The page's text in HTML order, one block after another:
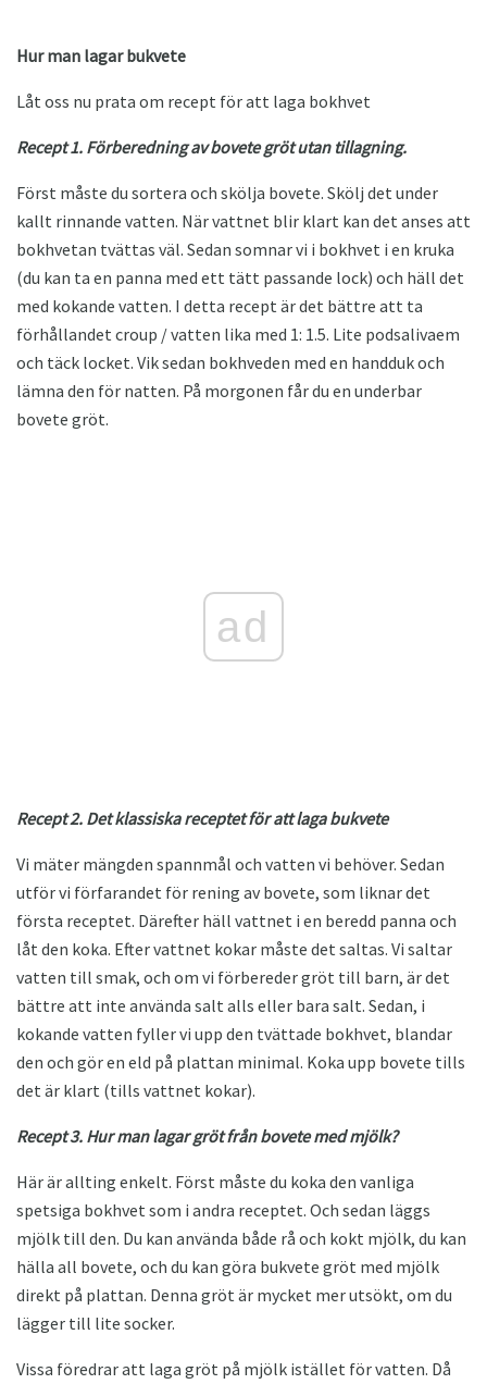
Hur man lagar bukvete
Låt oss nu prata om recept för att laga bokhvet
Recept 1. Förberedning av bovete gröt utan tillagning.
Först måste du sortera och skölja bovete. Skölj det under
kallt rinnande vatten. När vattnet blir klart kan det anses att
bokhvetan tvättas väl. Sedan somnar vi i bokhvet i en kruka
(du kan ta en panna med ett tätt passande lock) och häll det
med kokande vatten. I detta recept är det bättre att ta
förhållandet croup / vatten lika med 1: 1.5. Lite podsalivaem
och täck locket. Vik sedan bokhveden med en handduk och
lämna den för natten. På morgonen får du en underbar
bovete gröt.
ad
Recept 2. Det klassiska receptet för att laga bukvete
Vi mäter mängden spannmål och vatten vi behöver. Sedan
utför vi förfarandet för rening av bovete, som liknar det
första receptet. Därefter häll vattnet i en beredd panna och
låt den koka. Efter vattnet kokar måste det saltas. Vi saltar
vatten till smak, och om vi förbereder gröt till barn, är det
bättre att inte använda salt alls eller bara salt. Sedan, i
kokande vatten fyller vi upp den tvättade bokhvet, blandar
den och gör en eld på plattan minimal. Koka upp bovete tills
det är klart (tills vattnet kokar).
Recept 3. Hur man lagar gröt från bovete med mjölk?
Här är allting enkelt. Först måste du koka den vanliga
spetsiga bokhvet som i andra receptet. Och sedan läggs
mjölk till den. Du kan använda både rå och kokt mjölk, du kan
hälla all bovete, och du kan göra bukvete gröt med mjölk
direkt på plattan. Denna gröt är mycket mer utsökt, om du
lägger till lite socker.
Vissa föredrar att laga gröt på mjölk istället för vatten. Då